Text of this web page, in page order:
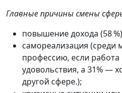
Главные причины смены
повышение дохода (58
самореализация (среди
профессию, если
удовольствия, а 31% —
другой сфере.);